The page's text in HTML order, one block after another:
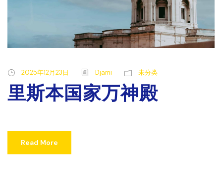
2025年12月23日 Djami 未分类
里斯本国家万神殿
Read More